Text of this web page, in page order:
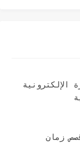
الإلكترونية
زمان